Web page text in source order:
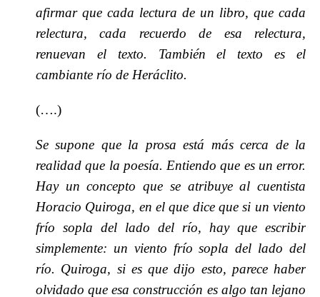
afirmar que cada lectura de un libro, que cada
relectura, cada recuerdo de esa relectura,
renuevan el texto. También el texto es el
cambiante río de Heráclito.
(….)
Se supone que la prosa está más cerca de la
realidad que la poesía. Entiendo que es un error.
Hay un concepto que se atribuye al cuentista
Horacio Quiroga, en el que dice que si un viento
frío sopla del lado del río, hay que escribir
simplemente: un viento frío sopla del lado del
río. Quiroga, si es que dijo esto, parece haber
olvidado que esa construcción es algo tan lejano